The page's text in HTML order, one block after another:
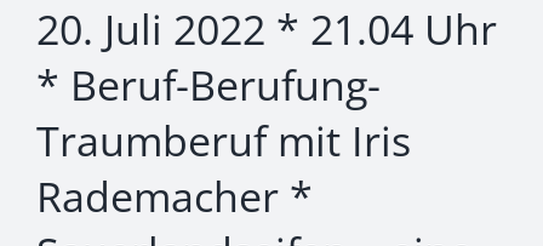
20. Juli 2022 * 21.04 Uhr
* Beruf-Berufung-
Traumberuf mit Iris
Rademacher *